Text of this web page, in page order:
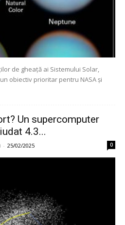
de gheață ai Sistemului Solar,
obiectiv prioritar pentru NASA și
Un supercomputer
4.3...
- 25/02/2025 0